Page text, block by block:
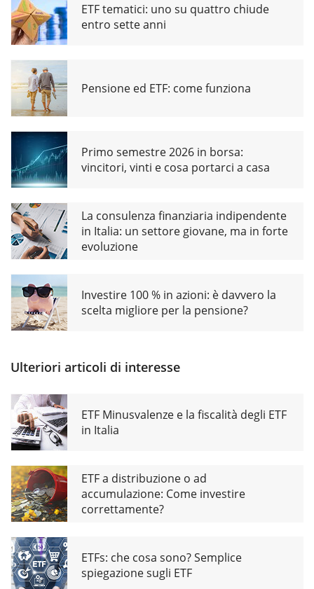
ETF tematici: uno su quattro chiude
entro sette anni
Pensione ed ETF: come funziona
Primo semestre 2026 in borsa:
vincitori, vinti e cosa portarci a casa
La consulenza finanziaria indipendente
in Italia: un settore giovane, ma in forte
evoluzione
Investire 100 % in azioni: è davvero la
scelta migliore per la pensione?
Ulteriori articoli di interesse
ETF Minusvalenze e la fiscalità degli ETF
in Italia
ETF a distribuzione o ad
accumulazione: Come investire
correttamente?
ETFs: che cosa sono? Semplice
spiegazione sugli ETF